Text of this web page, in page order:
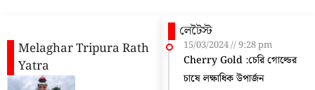
Melaghar Tripura Rath
Yatra
লেটৈস্ট
Cherry Gold :চেরি গোল্ডের
চাষে লক্ষাধিক উপার্জন
15/03/2024 9:28 pm